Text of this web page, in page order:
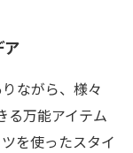
ア
ながら、様々
る万能アイテム
を使ったスタイ